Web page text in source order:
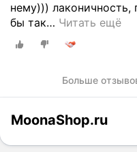
нему))) лаконичность,
бы так… Читать ещё
Больше
MoonaShop.ru